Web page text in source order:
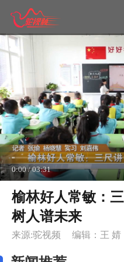
0:00/03:31
榆林好人常敏：
树人谱未来
来源:驼视频 编辑：王 婧